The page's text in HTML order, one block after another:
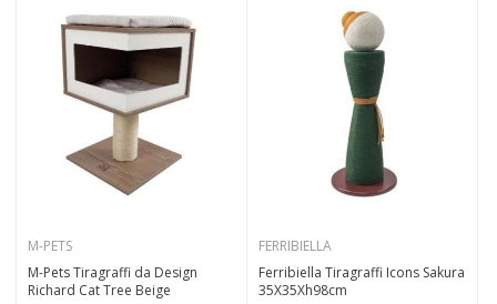
M-PETS
M-Pets Tiragraffi da Design
Richard Cat Tree Beige
FERRIBIELLA
Ferribiella Tiragraffi Icons Sakura
35X35Xh98cm